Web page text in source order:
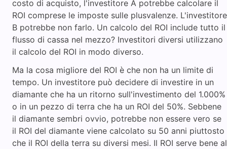
costo di acquisto, l'investitore A potrebbe calcolare il
ROI comprese le imposte sulle plusvalenze. L'investitore
B potrebbe non farlo. Un calcolo del ROI include tutto il
flusso di cassa nel mezzo? Investitori diversi utilizzano
il calcolo del ROI in modo diverso.
Ma la cosa migliore del ROI è che non ha un limite di
tempo. Un investitore può decidere di investire in un
diamante che ha un ritorno sull'investimento del 1.000%
o in un pezzo di terra che ha un ROI del 50%. Sebbene
il diamante sembri ovvio, potrebbe non essere vero se
il ROI del diamante viene calcolato su 50 anni piuttosto
che il ROI della terra su diversi mesi. Il ROI serve bene al